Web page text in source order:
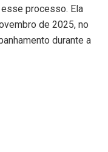
processo. Ela
de 2025, no
durante a